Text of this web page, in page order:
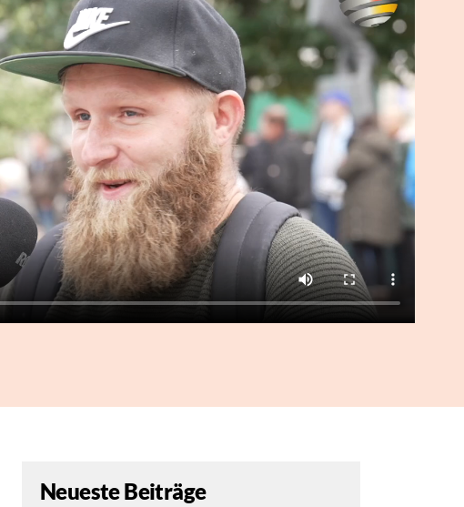
Neueste Beiträge